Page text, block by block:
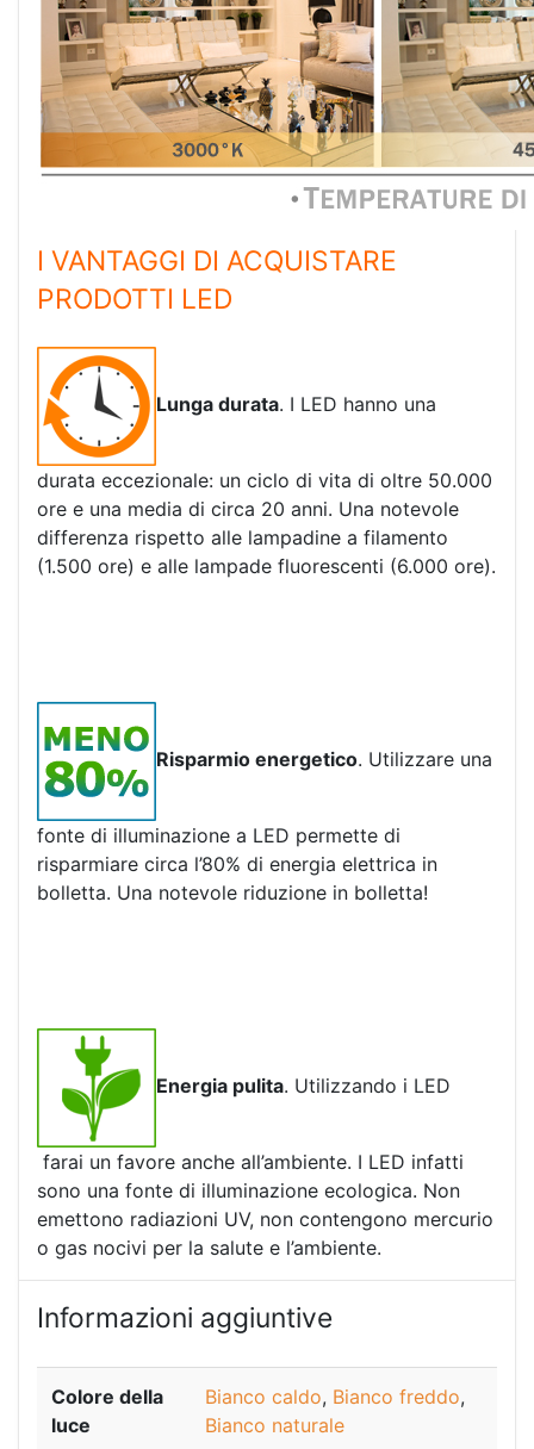
I VANTAGGI DI ACQUISTARE
PRODOTTI LED
Lunga durata. I LED hanno una
durata eccezionale: un ciclo di vita di oltre 50.000
ore e una media di circa 20 anni. Una notevole
differenza rispetto alle lampadine a filamento
(1.500 ore) e alle lampade fluorescenti (6.000 ore).
Risparmio energetico. Utilizzare una
fonte di illuminazione a LED permette di
risparmiare circa l’80% di energia elettrica in
bolletta. Una notevole riduzione in bolletta!
Energia pulita. Utilizzando i LED
farai un favore anche all’ambiente. I LED infatti
sono una fonte di illuminazione ecologica. Non
emettono radiazioni UV, non contengono mercurio
o gas nocivi per la salute e l’ambiente.
Informazioni aggiuntive
Colore della
luce
Bianco caldo, Bianco freddo,
Bianco naturale